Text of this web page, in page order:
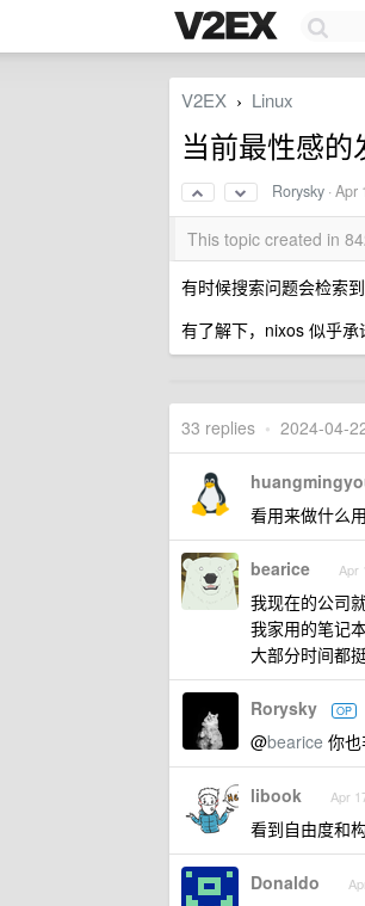
V2EX › Linux
当前最性感
Rorysky ·Apr
This topic created in
有时候搜索问题会检索
有了解下，nixos 似乎
33 replies • 2024-04-
看用来做什么
bearice Apr
我现在的公司
我家用的笔记
大部分时间都
Rorysky OP
@bearice 你
libook Apr
看到自由度和
Donaldo